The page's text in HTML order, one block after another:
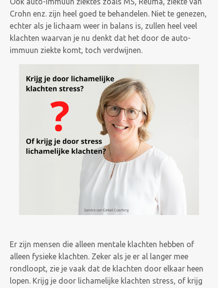
Crohn enz. zijn heel goed te behandelen. Niet te genezen,
echter als je lichaam weer in balans is, zullen heel veel
klachten waarvan je nu denkt dat het door de auto-
immuun ziekte komt, toch verdwijnen.
Er zijn mensen die alleen mentale klachten hebben of
alleen fysieke klachten. Zeker als je er al langer mee
rondloopt, zie je vaak dat de klachten door elkaar heen
lopen. Krijg je door lichamelijke klachten stress, of krijg